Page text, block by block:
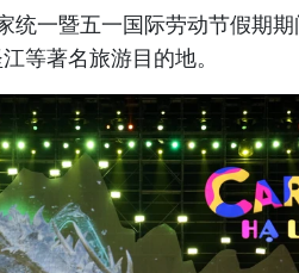
统一暨五一国际劳动节假期
等著名旅游目的地。